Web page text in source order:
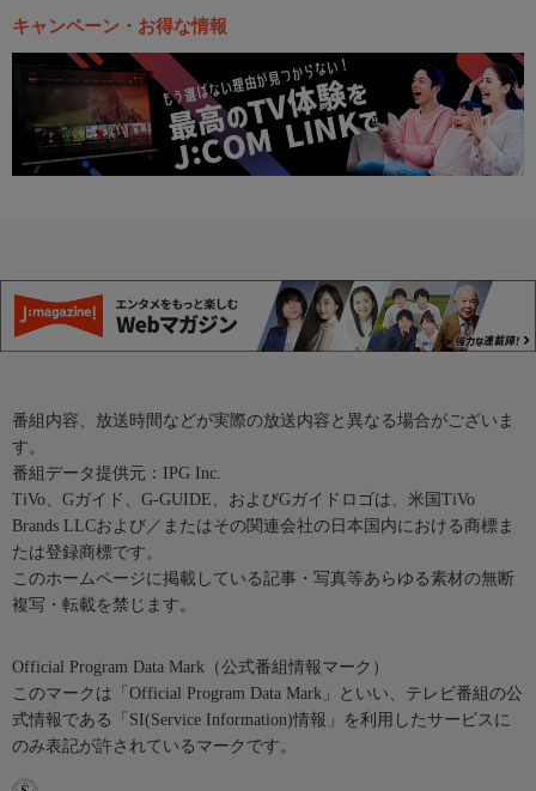
キャンペーン・お得な情報
番組内容、放送時間などが実際の放送内容と異なる場合がございま
す。
番組データ提供元：IPG Inc.
TiVo、Gガイド、G-GUIDE、およびGガイドロゴは、米国TiVo
Brands LLCおよび／またはその関連会社の日本国内における商標ま
たは登録商標です。
このホームページに掲載している記事・写真等あらゆる素材の無断
複写・転載を禁じます。
Official Program Data Mark（公式番組情報マーク）
このマークは「Official Program Data Mark」といい、テレビ番組の公
式情報である「SI(Service Information)情報」を利用したサービスに
のみ表記が許されているマークです。